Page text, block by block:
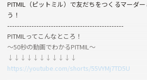
PITMIL（ピットミル）で友だちをつくるマーダ
う！
------------------------------------------------
PITMILってこんなところ！
～50秒の動画でわかるPITMIL～
↓↓↓↓↓↓↓↓↓↓↓
https://youtube.com/shorts/55VYMj7TD5U